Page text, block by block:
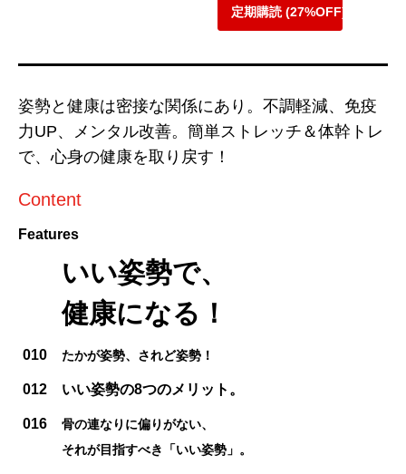
定期購読 (27%OFF)
姿勢と健康は密接な関係にあり。不調軽減、免疫
力UP、メンタル改善。簡単ストレッチ＆体幹トレ
で、心身の健康を取り戻す！
Content
Features
いい姿勢で、
健康になる！
010 たかが姿勢、されど姿勢！
012 いい姿勢の8つのメリット。
016
骨の連なりに偏りがない、
それが目指すべき「いい姿勢」。